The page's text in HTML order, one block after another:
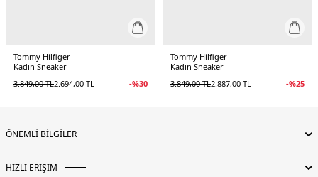
Tommy Hilfiger
Kadın Sneaker
3.849,00TL2.694,00 TL -%30
Tommy Hilfiger
Kadın Sneaker
3.849,00TL2.887,00 TL -%25
ÖNEMLİ BİLGİLER
HIZLI ERİŞİM